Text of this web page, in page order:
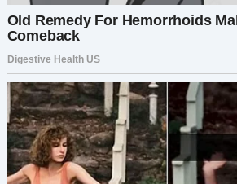
служанкой. Но если
вести себя как настоящий
этого момента».
Он рассмеялся. «По рукам.
просто».
Я мило улыбнулась. «Отлично.
утром».
Чего он не понимал, так это
очень конкретный план. В тот